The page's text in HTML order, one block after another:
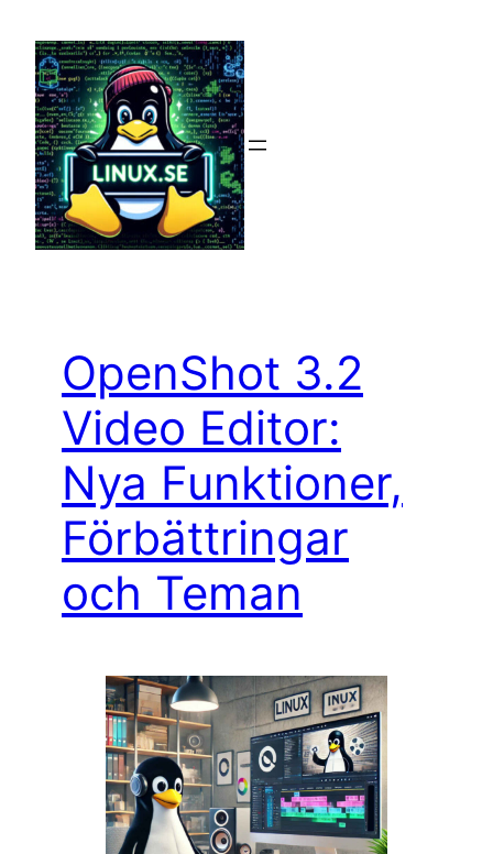
innehåll
OpenShot 3.2
Video Editor:
Nya Funktioner,
Förbättringar
och Teman